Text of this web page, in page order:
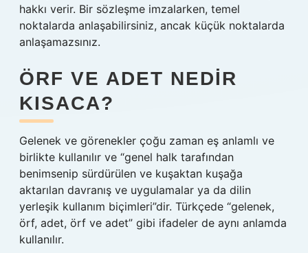
hakkı verir. Bir sözleşme imzalarken, temel
noktalarda anlaşabilirsiniz, ancak küçük noktalarda
anlaşamazsınız.
ÖRF VE ADET NEDIR
KISACA?
Gelenek ve görenekler çoğu zaman eş anlamlı ve
birlikte kullanılır ve “genel halk tarafından
benimsenip sürdürülen ve kuşaktan kuşağa
aktarılan davranış ve uygulamalar ya da dilin
yerleşik kullanım biçimleri”dir. Türkçede “gelenek,
örf, adet, örf ve adet” gibi ifadeler de aynı anlamda
kullanılır.